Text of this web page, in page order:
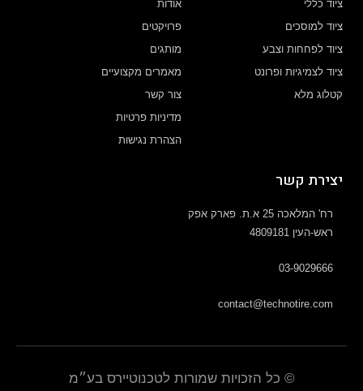
ציוד כללי
ציוד למוסכים
ציוד לפחחות וצבע
ציוד לצמיגיות ופרונט
קטלוג מלא
אודות
פרויקטים
מותגים
מאמרים מקצועיים
צור קשר
מדיניות פרטיות
הצהרת נגישות
יצירת קשר
רח' המלאכה 25 א.ת. פארק אפק
ראש-העין 4809181
03-9029666
contact@technotire.com
© כל הזכויות שמורות לטכנוטיירס בע״מ